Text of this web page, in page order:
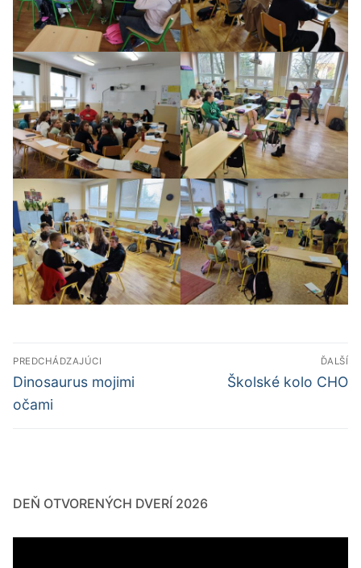
Navigácia
v
článku
PREDCHÁDZAJÚCI
Predchádzajúci
článok:
Dinosaurus mojimi
očami
ĎALŠÍ
Ďalší
Školské kolo CHO
DEŇ OTVORENÝCH DVERÍ 2026